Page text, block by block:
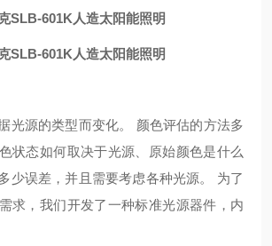
SLB-601K人造太阳能照明
SLB-601K人造太阳能照明
光源的类型而变化。 颜色评估的方法多
状态如何取决于光源、原始颜色是什么
少误差，并且需要考虑各种光源。 为了
求，我们开发了一种标准光源器件，内